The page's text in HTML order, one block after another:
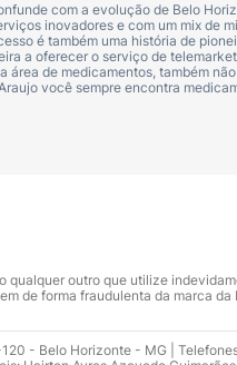
com a evolução de Belo
inovadores e com um mix de
é também uma história de
a oferecer o serviço de
área de medicamentos, também
você sempre encontra
qualquer outro que utilize
de forma fraudulenta da marca da
- Belo Horizonte - MG |